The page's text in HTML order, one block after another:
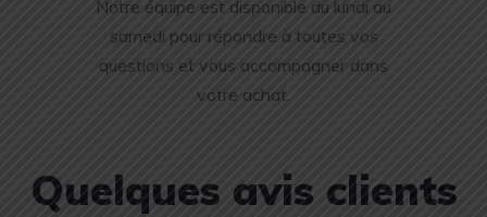
Notre équipe est disponible du lundi au
samedi pour répondre à toutes vos
questions et vous accompagner dans
votre achat.
Quelques avis clients